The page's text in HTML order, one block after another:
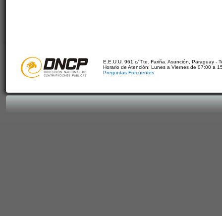
E.E.U.U. 961 c/ Tte. Fariña. Asunción, Paraguay -
Horario de Atención: Lunes a Viernes de 07:00 a
Preguntas Frecuentes